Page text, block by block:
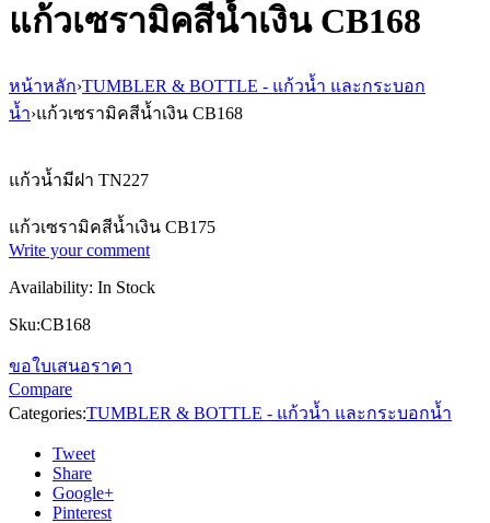
แก้วเซรามิคสีน้ำเงิน CB168
หน้าหลัก›TUMBLER & BOTTLE - แก้วน้ำ และกระบอก
น้ำ›แก้วเซรามิคสีน้ำเงิน CB168
แก้วน้ำมีฝา TN227
แก้วเซรามิคสีน้ำเงิน CB175
Write your comment
Availability: In Stock
Sku:CB168
ขอใบเสนอราคา
Compare
Categories:TUMBLER & BOTTLE - แก้วน้ำ และกระบอกน้ำ
Tweet
Share
Google+
Pinterest